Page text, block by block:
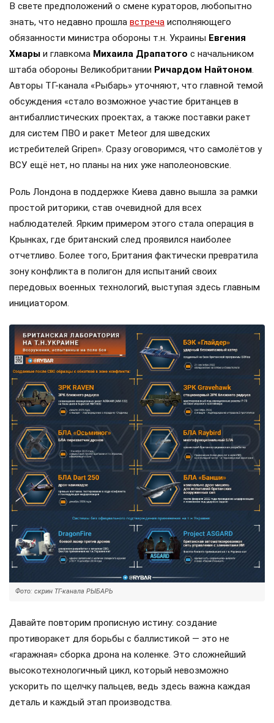
В свете предположений о смене кураторов, любопытно
знать, что недавно прошла встреча исполняющего
обязанности министра обороны т.н. Украины Евгения
Хмары и главкома Михаила Драпатого с начальником
штаба обороны Великобритании Ричардом Найтоном.
Авторы ТГ-канала «Рыбарь» уточняют, что главной темой
обсуждения «стало возможное участие британцев в
антибаллистических проектах, а также поставки ракет
для систем ПВО и ракет Meteor для шведских
истребителей Gripen». Сразу оговоримся, что самолётов у
ВСУ ещё нет, но планы на них уже наполеоновские.
Роль Лондона в поддержке Киева давно вышла за рамки
простой риторики, став очевидной для всех
наблюдателей. Ярким примером этого стала операция в
Крынках, где британский след проявился наиболее
отчетливо. Более того, Британия фактически превратила
зону конфликта в полигон для испытаний своих
передовых военных технологий, выступая здесь главным
инициатором.
Фото: скрин ТГ-канала РЫБАРЬ
Давайте повторим прописную истину: создание
противоракет для борьбы с баллистикой — это не
«гаражная» сборка дрона на коленке. Это сложнейший
высокотехнологичный цикл, который невозможно
ускорить по щелчку пальцев, ведь здесь важна каждая
деталь и каждый этап производства.